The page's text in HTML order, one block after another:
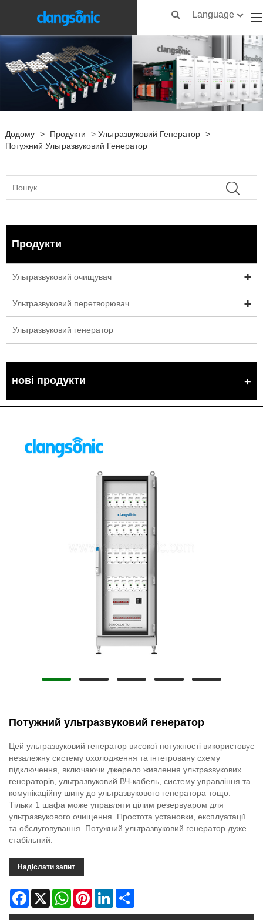
Language
Додому > Продукти > Ультразвуковий Генератор >
Потужний Ультразвуковий Генератор
Продукти
Ультразвуковий очищувач
Ультразвуковий перетворювач
Ультразвуковий генератор
нові продукти
Потужний ультразвуковий генератор
Цей ультразвуковий генератор високої потужності використовує
незалежну систему охолодження та інтегровану схему
підключення, включаючи джерело живлення ультразвукових
генераторів, ультразвуковий ВЧ-кабель, систему управління та
комунікаційну шину до ультразвукового генератора тощо.
Тільки 1 шафа може управляти цілим резервуаром для
ультразвукового очищення. Простота установки, експлуатації
та обслуговування. Потужний ультразвуковий генератор дуже
стабільний.
Надіслати запит
Facebook
X WhatsAppPinterestLinkedIn